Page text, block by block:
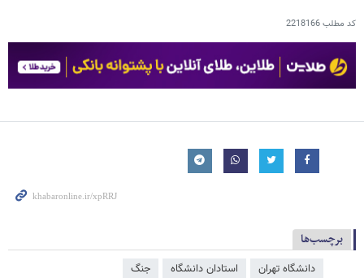
کد مطلب2218166
برچسب‌ها
دانشگاه تهران استادان دانشگاه جنگ